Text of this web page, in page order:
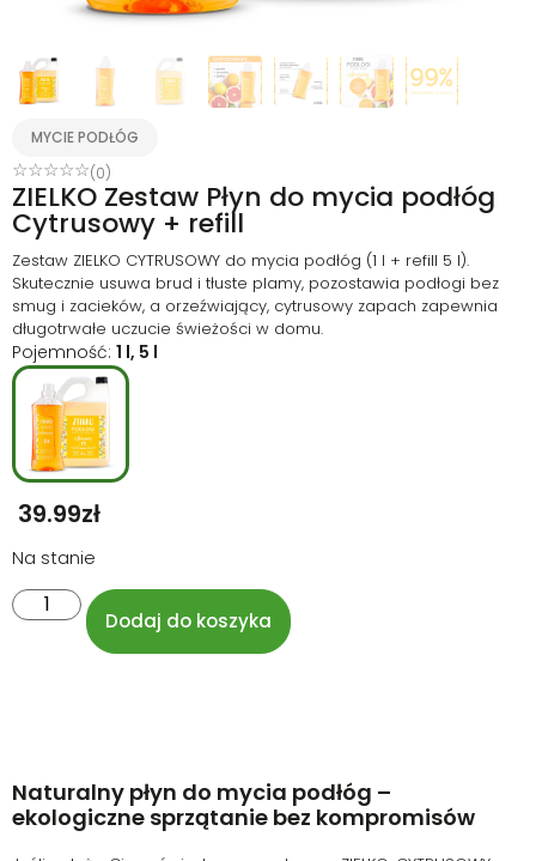
MYCIE PODŁÓG
☆☆☆☆☆(0)
ZIELKO Zestaw Płyn do mycia podłóg
Cytrusowy + refill
Zestaw ZIELKO CYTRUSOWY do mycia podłóg (1 l + refill 5 l).
Skutecznie usuwa brud i tłuste plamy, pozostawia podłogi bez
smug i zacieków, a orzeźwiający, cytrusowy zapach zapewnia
długotrwałe uczucie świeżości w domu.
Pojemność: 1 l, 5 l
39.99Zł
Na stanie
Dodaj do koszyka
Naturalny płyn do mycia podłóg –
ekologiczne sprzątanie bez kompromisów